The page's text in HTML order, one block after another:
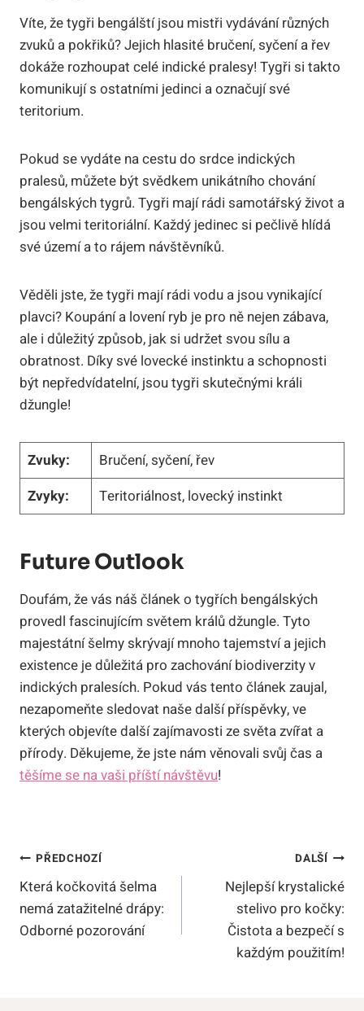
Víte, že tygři bengálští jsou mistři vydávání různých
zvuků a pokřiků? Jejich hlasité bručení, syčení a řev
dokáže rozhoupat celé indické pralesy! Tygři si takto
komunikují s ostatními jedinci a označují své
teritorium.
Pokud se vydáte na cestu do srdce indických
pralesů, můžete být svědkem unikátního chování
bengálských tygrů. Tygři mají rádi samotářský život a
jsou velmi teritoriální. Každý jedinec si pečlivě hlídá
své území a to rájem návštěvníků.
Věděli jste, že tygři mají rádi vodu a jsou vynikající
plavci? Koupání a lovení ryb je pro ně nejen zábava,
ale i důležitý způsob, jak si udržet svou sílu a
obratnost. Díky své lovecké instinktu a schopnosti
být nepředvídatelní, jsou tygři skutečnými králi
džungle!
Zvuky:
Bručení, syčení, řev
Zvyky:
Teritoriálnost, lovecký instinkt
Future Outlook
Doufám, že vás náš článek o tygřích bengálských
provedl fascinujícím světem králů džungle. Tyto
majestátní šelmy skrývají mnoho tajemství a jejich
existence je důležitá pro zachování biodiverzity v
indických pralesích. Pokud vás tento článek zaujal,
nezapomeňte sledovat naše další příspěvky, ve
kterých objevíte další zajímavosti ze světa zvířat a
přírody. Děkujeme, že jste nám věnovali svůj čas a
těšíme se na vaši příští návštěvu!
Navigace
Pro
Příspěvek
PŘEDCHOZÍ
Která kočkovitá šelma
nemá zatažitelné drápy:
Odborné pozorování
DALŠÍ
Nejlepší krystalické
stelivo pro kočky:
Čistota a bezpečí s
každým použitím!